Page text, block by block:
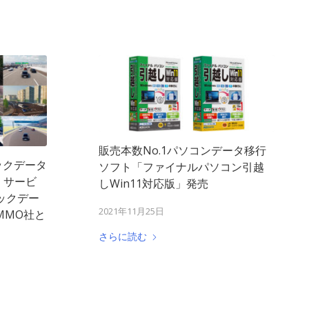
データ
サービ
クデー
社と
販売本数No.1パソコンデータ移行
ソフト「ファイナルパソコン引越
しWin11対応版」発売
2021年11月25日
さらに読む